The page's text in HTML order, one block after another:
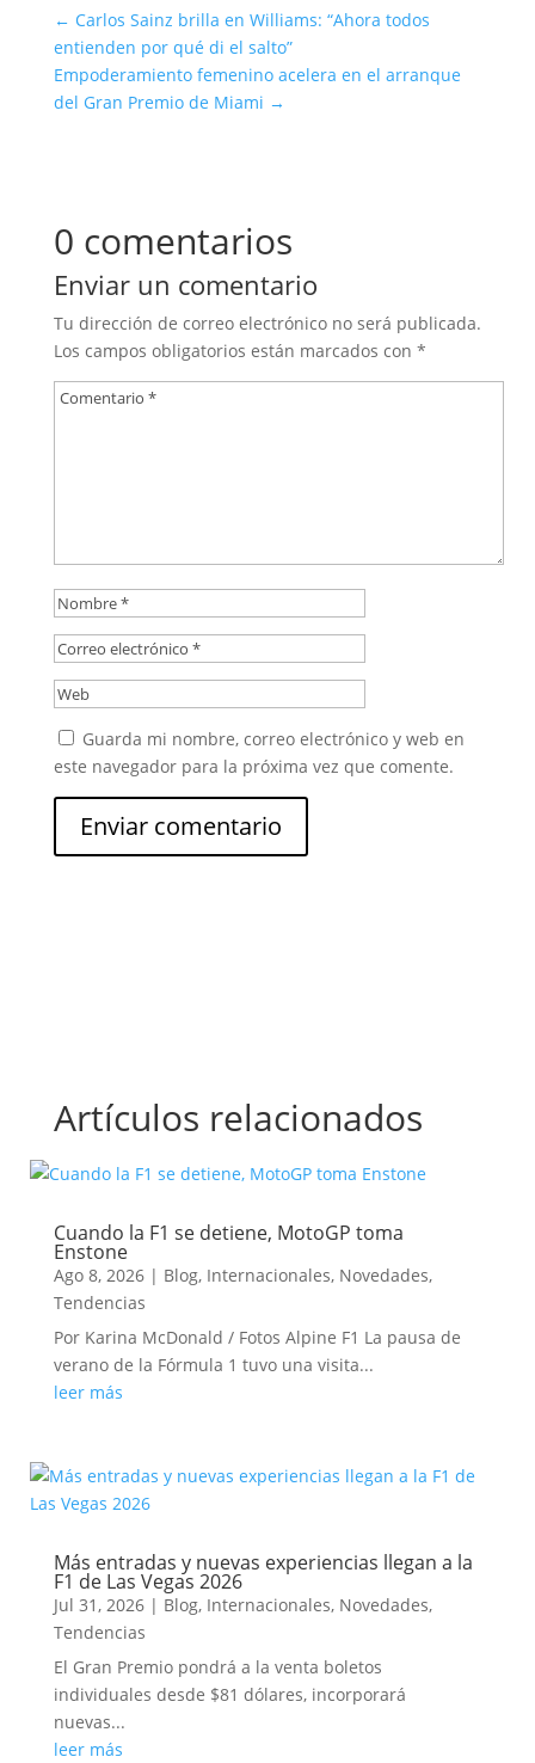
← Carlos Sainz brilla en Williams: “Ahora todos
entienden por qué di el salto”
Empoderamiento femenino acelera en el arranque
del Gran Premio de Miami →
0 comentarios
Enviar un comentario
Tu dirección de correo electrónico no será publicada.
Los campos obligatorios están marcados con *
Guarda mi nombre, correo electrónico y web en
este navegador para la próxima vez que comente.
Enviar comentario
Artículos relacionados
Cuando la F1 se detiene, MotoGP toma
Enstone
Ago 8, 2026| Blog, Internacionales, Novedades,
Tendencias
Por Karina McDonald / Fotos Alpine F1 La pausa de
verano de la Fórmula 1 tuvo una visita...
leer más
Más entradas y nuevas experiencias llegan a la
F1 de Las Vegas 2026
Jul 31, 2026| Blog, Internacionales, Novedades,
Tendencias
El Gran Premio pondrá a la venta boletos
individuales desde $81 dólares, incorporará
nuevas...
leer más